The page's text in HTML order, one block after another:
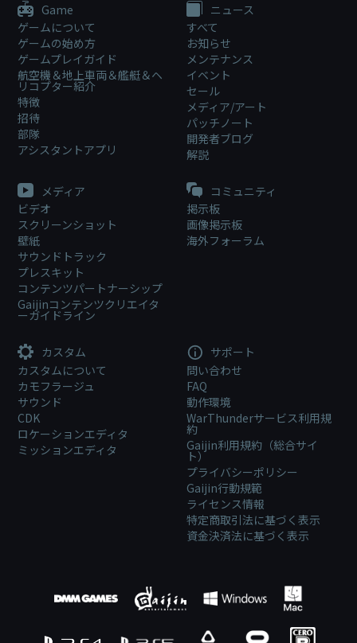
Game
ゲームについて
ゲームの始め方
ゲームプレイガイド
航空機＆地上車両＆艦艇＆ヘ
リコプター紹介
特徴
招待
部隊
アシスタントアプリ
ニュース
すべて
お知らせ
メンテナンス
イベント
セール
メディア/アート
パッチノート
開発者ブログ
解説
メディア
ビデオ
スクリーンショット
壁紙
サウンドトラック
プレスキット
コンテンツパートナーシップ
Gaijinコンテンツクリエイタ
ーガイドライン
コミュニティ
掲示板
画像掲示板
海外フォーラム
カスタム
カスタムについて
カモフラージュ
サウンド
CDK
ロケーションエディタ
ミッションエディタ
サポート
問い合わせ
FAQ
動作環境
WarThunderサービス利用規
約
Gaijin利用規約（総合サイ
ト）
プライバシーポリシー
Gaijin行動規範
ライセンス情報
特定商取引法に基づく表示
資金決済法に基づく表示